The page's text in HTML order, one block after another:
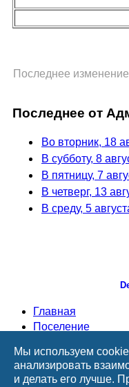
Последнее
Последнее от
Во вторник, 18
В субботу, 8
В пятницу, 7
В четверг, 13
В среду, 5
Главная
Поселение
Дума
Документы
Мы используем
анализировать
и делать его лучше.